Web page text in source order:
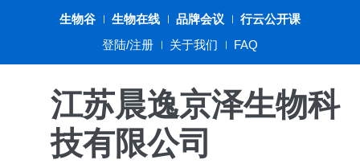
生物谷 生物在线 品牌会议
行云公开课
登陆/注册
关于我们 FAQ
江苏晨逸京泽生物科
技有限公司